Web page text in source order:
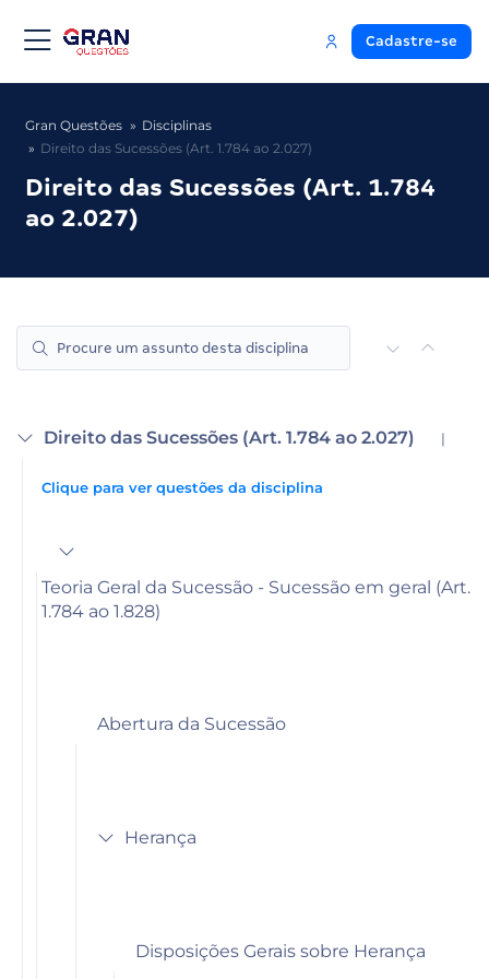
Cadastre-se
Gran Questões
Disciplinas
Direito das Sucessões (Art. 1.784 ao 2.027)
Direito das Sucessões (Art. 1.784
ao 2.027)
Direito das Sucessões (Art. 1.784 ao 2.027) |
Clique para ver questões da disciplina
Teoria Geral da Sucessão - Sucessão em geral (Art.
1.784 ao 1.828)
Abertura da Sucessão
Herança
Disposições Gerais sobre Herança